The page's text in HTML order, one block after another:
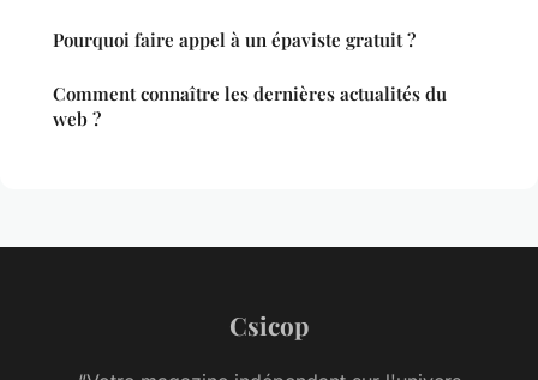
Pourquoi faire appel à un épaviste gratuit ?
Comment connaître les dernières actualités du
web ?
Csicop